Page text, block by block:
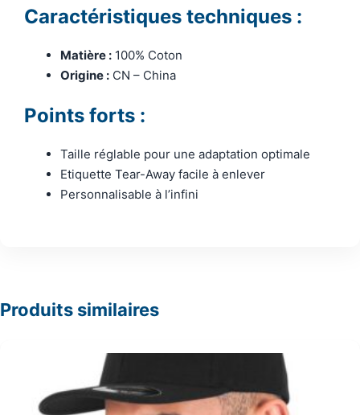
Caractéristiques techniques :
Matière : 100% Coton
Origine : CN – China
Points forts :
Taille réglable pour une adaptation optimale
Etiquette Tear-Away facile à enlever
Personnalisable à l’infini
Produits similaires